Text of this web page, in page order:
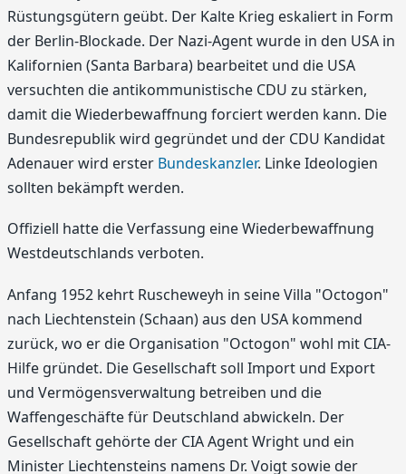
Rüstungsgütern geübt. Der Kalte Krieg eskaliert in Form
der Berlin-Blockade. Der Nazi-Agent wurde in den USA in
Kalifornien (Santa Barbara) bearbeitet und die USA
versuchten die antikommunistische CDU zu stärken,
damit die Wiederbewaffnung forciert werden kann. Die
Bundesrepublik wird gegründet und der CDU Kandidat
Adenauer wird erster Bundeskanzler. Linke Ideologien
sollten bekämpft werden.
Offiziell hatte die Verfassung eine Wiederbewaffnung
Westdeutschlands verboten.
Anfang 1952 kehrt Ruscheweyh in seine Villa "Octogon"
nach Liechtenstein (Schaan) aus den USA kommend
zurück, wo er die Organisation "Octogon" wohl mit CIA-
Hilfe gründet. Die Gesellschaft soll Import und Export
und Vermögensverwaltung betreiben und die
Waffengeschäfte für Deutschland abwickeln. Der
Gesellschaft gehörte der CIA Agent Wright und ein
Minister Liechtensteins namens Dr. Voigt sowie der